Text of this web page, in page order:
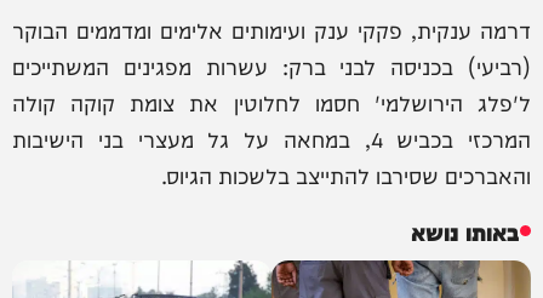
דרמה ענקית, פקקי ענק ועימותים אלימים ומדממים הבוקר
(רביעי) בכניסה לבני ברק: עשרות מפגינים המשתייכים
ל'פלג הירושלמי' חסמו לחלוטין את צומת קוקה קולה
המרכזי בכביש 4, במחאה על גל מעצרי בני הישיבות
והאברכים שסירבו להתייצב בלשכות הגיוס.
באותו נושא